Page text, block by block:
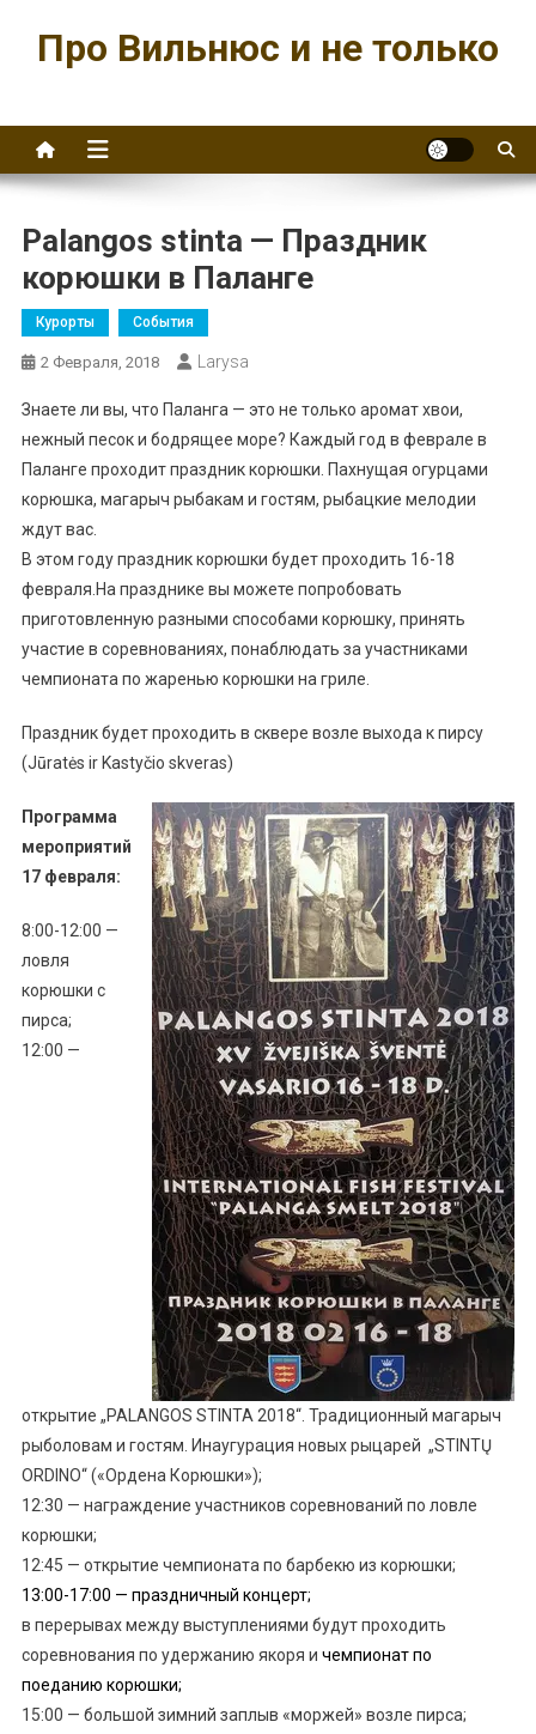
содержимому
Про Вильнюс и не только
Palangos stinta — Праздник
корюшки в Паланге
Курорты События
2 Февраля, 2018 Larysa
Знаете ли вы, что Паланга — это не только аромат хвои,
нежный песок и бодрящее море? Каждый год в феврале в
Паланге проходит праздник корюшки. Пахнущая огурцами
корюшка, магарыч рыбакам и гостям, рыбацкие мелодии
ждут вас.
В этом году праздник корюшки будет проходить 16-18
февраля. На празднике вы можете попробовать
приготовленную разными способами корюшку, принять
участие в соревнованиях, понаблюдать за участниками
чемпионата по жаренью корюшки на гриле.
Праздник будет проходить в сквере возле выхода к пирсу
(Jūratės ir Kastyčio skveras)
Программа
мероприятий
17 февраля:
8:00-12:00 —
ловля
корюшки с
пирса;
12:00 —
открытие „PALANGOS STINTA 2018“. Традиционный магарыч
рыболовам и гостям. Инаугурация новых рыцарей „STINTŲ
ORDINO“ («Ордена Корюшки»);
12:30 — награждение участников соревнований по ловле
корюшки;
12:45 — открытие чемпионата по барбекю из корюшки;
13:00-17:00 — праздничный концерт;
в перерывах между выступлениями будут проходить
соревнования по удержанию якоря и чемпионат по
поеданию корюшки;
15:00 — большой зимний заплыв «моржей» возле пирса;